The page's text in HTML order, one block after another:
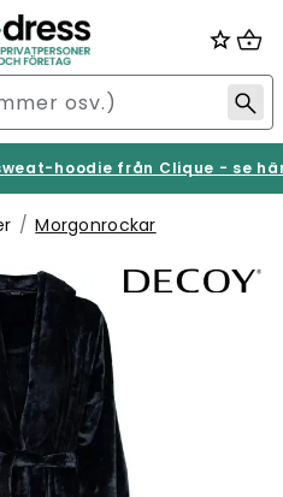
hoodie från Clique - se
Morgonrockar